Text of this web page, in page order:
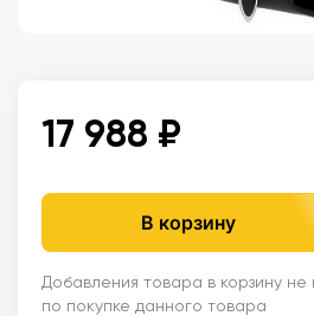
17 988 ₽
В корзину
Добавления товара в корзину не
по покупке данного товара